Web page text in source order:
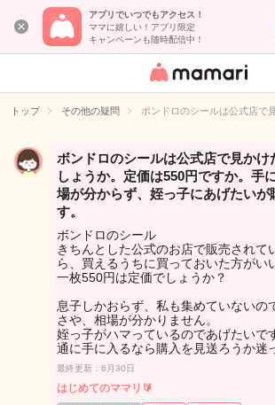
アプリでいつでもアクセス！
ママに嬉しい！アプリ限定
キャンペーンも随時配信中！
女性専用匿名QA
イト
トップ その他の疑問 ボンドロのシールは公式店で
ボンドロのシールは公式店で見かけ
しょうか。定価は550円ですか。手
場が分からず、姪っ子にあげたいが
す。
ボンドロのシール
きちんとした公式のお店で販売されて
ら、買えるうちに買っておいた方がい
一枚550円は定価でしょうか？
息子しかおらず、私も集めていないの
さや、相場が分かりません。
姪っ子がハマっているのであげたいで
通に手に入るなら購入を見送ろうか迷
最終更新：6月30日
はじめてのママリ🔰